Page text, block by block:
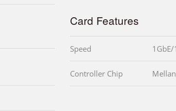
Card Features
Speed 1GbE/
Controller Chip